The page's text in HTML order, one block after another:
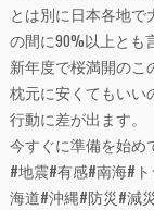
とは別に日本各地
の間に90%以上とも
新年度で桜満開のこ
枕元に安くてもいい
行動に差が出ます。
今すぐに準備を始め
#地震#有感#南海#
海道#沖縄#防災#減